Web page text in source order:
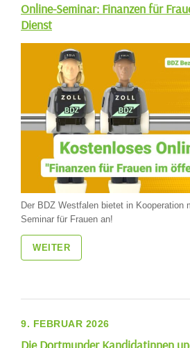
Online-Seminar: Finanzen für
Dienst
Der BDZ Westfalen bietet in Kooperation
Seminar für Frauen an!
WEITER
9. FEBRUAR 2026
Die Dortmunder Kandidatinnen